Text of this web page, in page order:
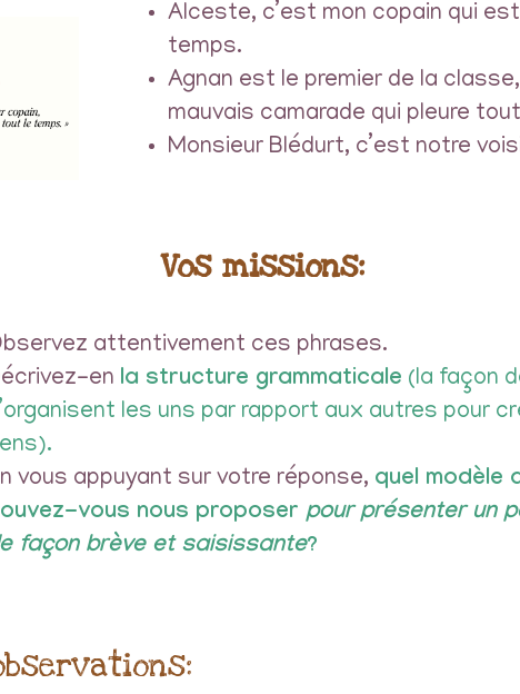
Alceste, c’est mon copain qui
temps.
Agnan est le premier de la
mauvais camarade qui pleure
Monsieur Blédurt, c’est notre
Vos missions:
attentivement ces phrases.
en la structure grammaticale (la façon
les uns par rapport aux autres pour
vous appuyant sur votre réponse, quel modèle
vous nous proposer pour présenter un
façon brève et saisissante?